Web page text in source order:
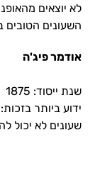
לא יוצאים
השעונים
אודמר פיג'ה
שנת ייסוד: 1875
שעונים לא יכול